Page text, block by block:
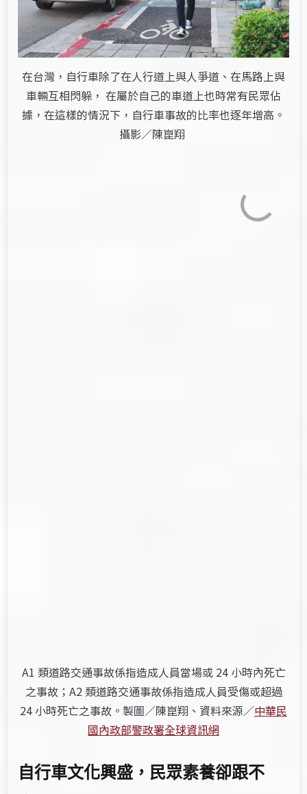
在台灣，自行車除了在人行道上與人爭道、在馬路上與
車輛互相閃躲， 在屬於自己的車道上也時常有民眾佔
據，在這樣的情況下，自行車事故的比率也逐年增高。
攝影／陳崑翔
A1 類道路交通事故係指造成人員當場或 24 小時內死亡
之事故；A2 類道路交通事故係指造成人員受傷或超過
24 小時死亡之事故。製圖／陳崑翔、 資料來源／中華民
國內政部警政署全球資訊網
自行車文化興盛，民眾素養卻跟不